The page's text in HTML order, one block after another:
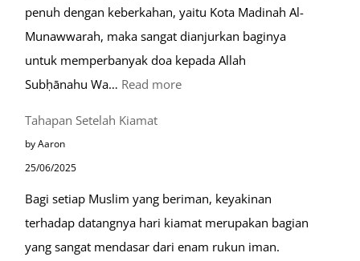
penuh dengan keberkahan, yaitu Kota Madinah Al-
Munawwarah, maka sangat dianjurkan baginya
untuk memperbanyak doa kepada Allah
Subḥānahu Wa… Read more:
Tahapan Setelah Kiamat
by Aaron
25/06/2025
Bagi setiap Muslim yang beriman, keyakinan
terhadap datangnya hari kiamat merupakan bagian
yang sangat mendasar dari enam rukun iman.